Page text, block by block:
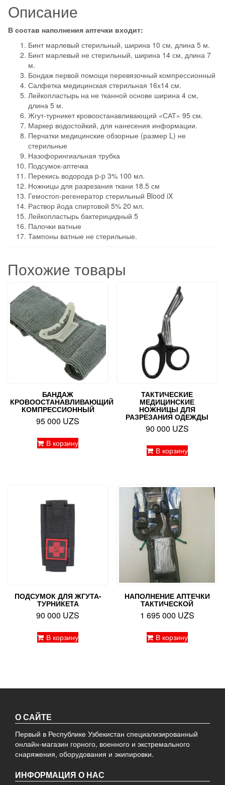
Описание
В состав наполнения аптечки входит:
Бинт марлевый стерильный, ширина 10 см, длина 5 м.
Бинт марлевый не стерильный, ширина 14 см, длина 7
м.
Бондаж первой помощи перевязочный компрессионный
Салфетка медицинская стерильная 16х14 см.
Лейкопластырь на не тканной основе ширина 4 см,
длина 5 м.
Жгут-турникет кровоостанавливающий «САТ» 95 см.
Маркер водостойкий, для нанесения информации.
Перчатки медицинские обзорные (размер L) не
стерильные
Назофорингиальная трубка
Подсумок-аптечка
Перекись водорода p-p 3% 100 мл.
Ножницы для разрезания ткани 18.5 см
Гемостоп-регенератор стерильный Blood iX
Раствор йода спиртовой 5% 20 мл.
Лейкопластырь бактерицидный 5
Палочки ватные
Тампоны ватные не стерильные.
Похожие товары
БАНДАЖ
КРОВООСТАНАВЛИВАЮЩИЙ
КОМПРЕССИОННЫЙ
95 000 UZS
В корзину
ТАКТИЧЕСКИЕ
МЕДИЦИНСКИЕ
НОЖНИЦЫ ДЛЯ
РАЗРЕЗАНИЯ ОДЕЖДЫ
90 000 UZS
В корзину
ПОДСУМОК ДЛЯ ЖГУТА-
ТУРНИКЕТА
90 000 UZS
В корзину
НАПОЛНЕНИЕ АПТЕЧКИ
ТАКТИЧЕСКОЙ
1 695 000 UZS
В корзину
О САЙТЕ
Первый в Республике Узбекистан специализированный
онлайн-магазин горного, военного и экстремального
снаряжения, оборудования и экипировки.
ИНФОРМАЦИЯ О НАС